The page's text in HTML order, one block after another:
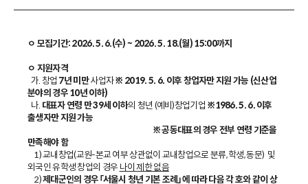
ㅇ 모집기간:2026. 5. 6.(수) ~ 2026. 5. 18.(월) 15:00까지
ㅇ 지원자격
가. 창업 7년 미만사업자※ 2019. 5. 6. 이후 창업자만 지원 가능 (신산업
분야의 경우 10년 이하)
나. 대표자 연령 만 39세 이하의 청년 (예비)창업기업 ※1986. 5. 6. 이후
출생자만 지원 가능
※ 공동대표의 경우 전부 연령 기준을
만족해야 함
1) 교내창업(교원-본교 여부 상관없이 교내창업으로 분류, 학생, 동문) 및
외국인 유학생 창업의 경우 나이 제한 없음
2)제대군인의 경우「서울시 청년 기본 조례」에 따라 다음 각 호와 같이 상